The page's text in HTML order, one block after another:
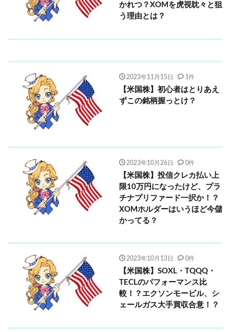
かれつ？XOMを虎視眈々と狙
う理由とは？
2023年11月15日 1件
【米国株】初心者はとりあえ
ずこの銘柄握っとけ？
2023年10月26日 0件
【米国株】投信クレカ払い上
限10万円になったけど、プラ
チナプリファード一択か！？
XOMホルダーはいうほど今儲
かってる？
2023年10月13日 0件
【米国株】SOXL・TQQQ・
TECLのパフォーマンス比
較！？エクソンモービル、シ
ェールガス大手買収合意！？